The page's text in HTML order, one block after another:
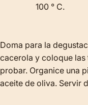
100 ° C.
Doma para la
cacerola y coloque las
probar. Organice una
aceite de oliva. Servir